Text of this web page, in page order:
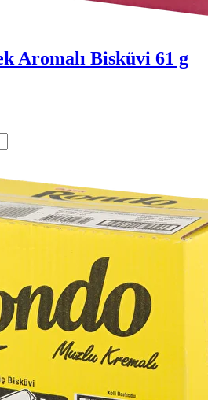
Aromalı Bisküvi 61 g